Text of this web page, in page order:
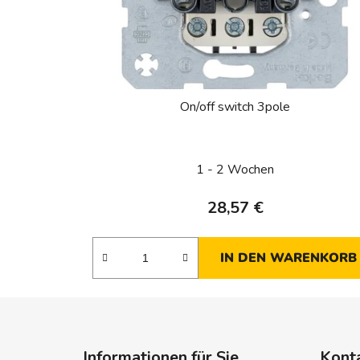
On/off switch 3pole
1 - 2 Wochen
28,57 €
IN DEN WARENKORB